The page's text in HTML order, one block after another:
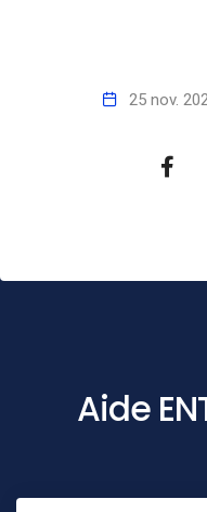
25 nov.
Aide